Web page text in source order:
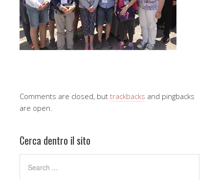
Comments are closed, but trackbacks and pingbacks
are open.
Cerca dentro il sito